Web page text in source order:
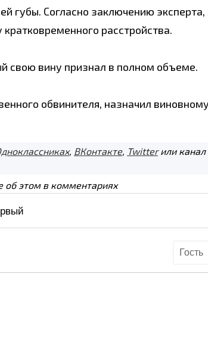
губы. Согласно заключению
расстройства.
свою вину признал в полном объеме.
обвинителя, назначил
, ВКонтакте, Twitterили канал
об этом в комментариях